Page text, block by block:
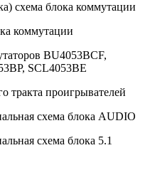
схема блока коммутации
коммутации
BU4053BCF,
SCL4053BE
тракта проигрывателей
схема блока AUDIO
схема блока 5.1